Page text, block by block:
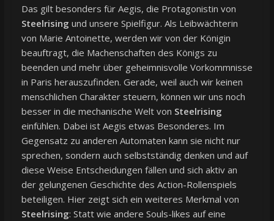
Das gilt besonders für Aegis, die Protagonistin von
Steelrising und unsere Spielfigur. Als Leibwächterin
von Marie Antoinette, werden wir von der Königin
beauftragt, die Machenschaften des Königs zu
beenden und mehr über geheimnisvolle Vorkommnisse
in Paris herauszufinden. Gerade, weil auch wir keinen
menschlichen Charakter steuern, können wir uns noch
besser in die mechanische Welt von Steelrising
einfühlen. Dabei ist Aegis etwas Besonderes. Im
Gegensatz zu anderen Automaten kann sie nicht nur
sprechen, sondern auch selbstständig denken und auf
diese Weise Entscheidungen fällen und sich aktiv an
der gelungenen Geschichte des Action-Rollenspiels
beteiligen. Hier zeigt sich ein weiteres Merkmal von
Steelrising: Statt wie andere Souls-likes auf eine